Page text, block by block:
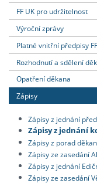
FF UK pro udržitelnost
Výroční zprávy
Platné vnitřní předpisy
Rozhodnutí a sdělení
Opatření děkana
Zápisy
Zápisy z jednání
Zápisy z jednání
Zápisy z porad
Zápisy ze zasedání
Zápisy z jednání
Zápisy ze zasedání